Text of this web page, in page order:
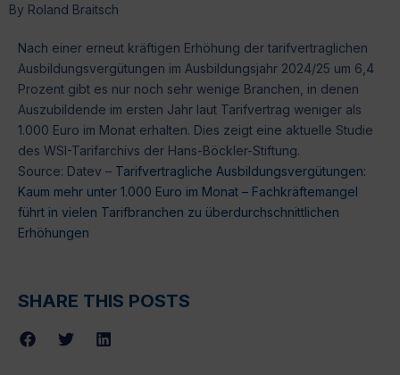
By Roland Braitsch
Nach einer erneut kräftigen Erhöhung der tarifvertraglichen
Ausbildungsvergütungen im Ausbildungsjahr 2024/25 um 6,4
Prozent gibt es nur noch sehr wenige Branchen, in denen
Auszubildende im ersten Jahr laut Tarifvertrag weniger als
1.000 Euro im Monat erhalten. Dies zeigt eine aktuelle Studie
des WSI-Tarifarchivs der Hans-Böckler-Stiftung.
Source: Datev – Tarifvertragliche Ausbildungsvergütungen:
Kaum mehr unter 1.000 Euro im Monat – Fachkräftemangel
führt in vielen Tarifbranchen zu überdurchschnittlichen
Erhöhungen
SHARE THIS POSTS